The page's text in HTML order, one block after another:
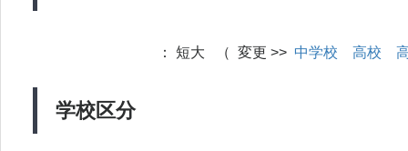
学校区分
： 短大 （ 変更 >> 中学校 高校